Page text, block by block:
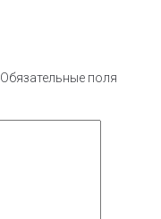
Обязательные поля